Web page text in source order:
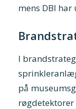
mens DBI
I
på
røgdetektorer